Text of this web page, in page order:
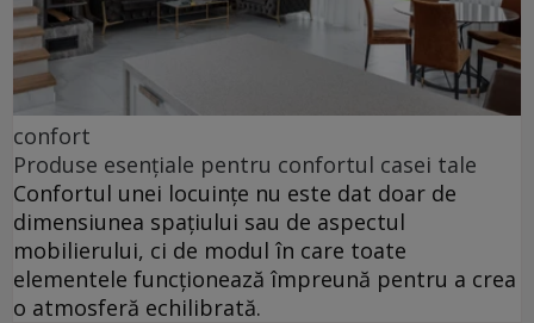
confort
Produse esențiale pentru confortul casei tale
Confortul unei locuințe nu este dat doar de
dimensiunea spațiului sau de aspectul
mobilierului, ci de modul în care toate
elementele funcționează împreună pentru a crea
o atmosferă echilibrată.